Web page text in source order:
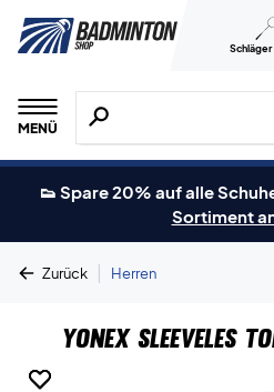
Schläger
MENÜ
Suche nach Produkten,
👟 Spare 20% auf alle
Sortiment
Zurück | Herren
Yonex Sleeveles